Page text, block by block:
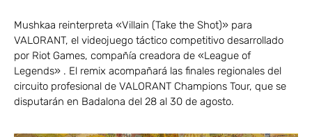
Mushkaa reinterpreta «Villain (Take the Shot)» para
VALORANT, el videojuego táctico competitivo desarrollado
por Riot Games, compañía creadora de «League of
Legends» . El remix acompañará las finales regionales del
circuito profesional de VALORANT Champions Tour, que se
disputarán en Badalona del 28 al 30 de agosto.